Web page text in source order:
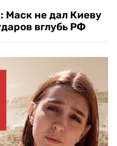
Маск не дал Киеву
вглубь РФ